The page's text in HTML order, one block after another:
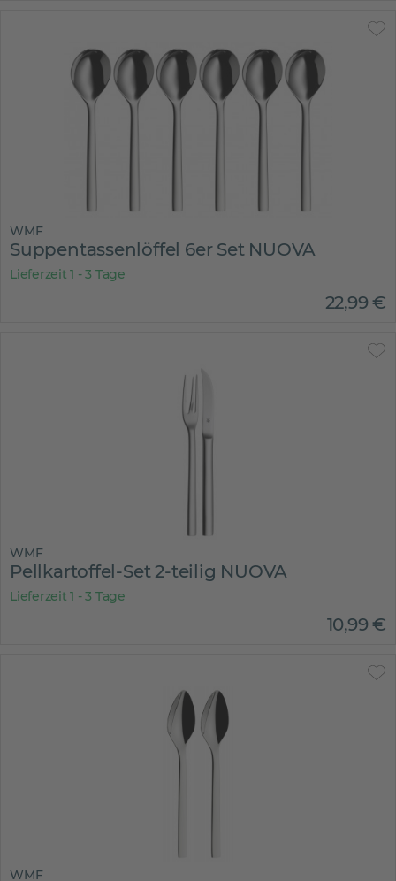
WMF
Suppentassenlöffel 6er Set NUOVA
Lieferzeit 1 - 3 Tage
22,99€
WMF
Pellkartoffel-Set 2-teilig NUOVA
Lieferzeit 1 - 3 Tage
10,99€
WMF